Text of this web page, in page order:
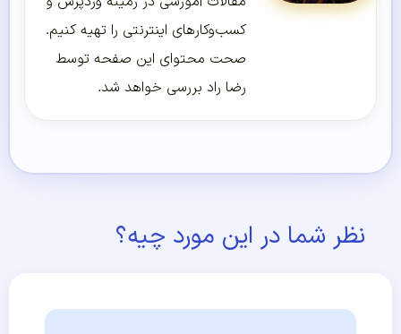
کسب‌و‌کارهای اینترنتی را تهیه کنیم.
صحت محتوای این صفحه توسط
رضا راد بررسی خواهد شد.
نظر شما در این مورد چیه؟